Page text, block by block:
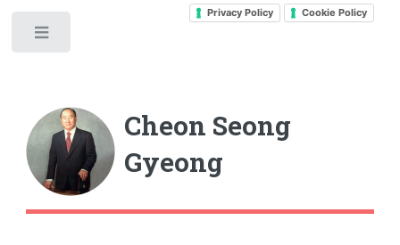
Privacy Policy Cookie Policy
Cheon Seong
Gyeong